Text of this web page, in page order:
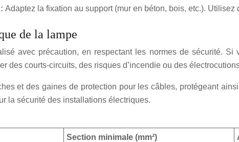
Adaptez la fixation au support (mur en béton, bois, etc.).
de la lampe
avec précaution, en respectant les normes de sécurité.
des courts-circuits, des risques d’incendie ou des
et des gaines de protection pour les câbles, protégeant
la sécurité des installations électriques.
Section minimale (mm²)